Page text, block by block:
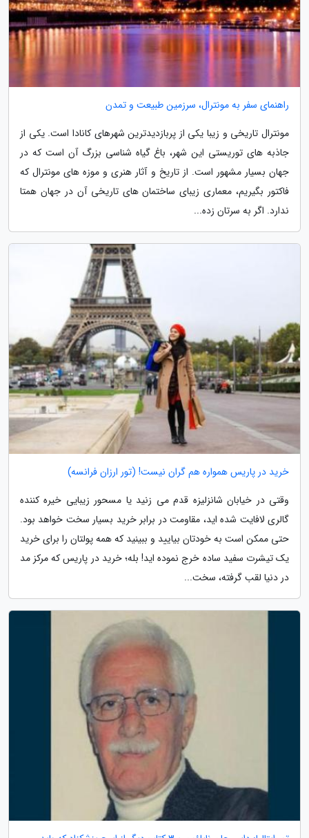
راهنمای سفر به مونترال، سرزمین طبیعت و تمدن
مونترال تاریخی و زیبا یکی از پربازدیدترین شهرهای کانادا است. یکی از
جاذبه های توریستی این شهر، باغ گیاه شناسی بزرگ آن است که در
جهان بسیار مشهور است. از تاریخ و آثار هنری و موزه های مونترال که
فاکتور بگیریم، معماری زیبای ساختمان های تاریخی آن در جهان همتا
ندارد. اگر به سرتان زده...
خرید در پاریس همواره هم گران نیست! (تور ارزان فرانسه)
وقتی در خیابان شانزلیزه قدم می زنید یا مسحور زیبایی خیره کننده
گالری لافایت شده اید، مقاومت در برابر خرید بسیار سخت خواهد بود.
حتی ممکن است به خودتان بیایید و ببینید که همه پولتان را برای خرید
یک تیشرت سفید ساده خرج نموده اید! بله؛ خرید در پاریس که مرکز مد
در دنیا لقب گرفته، سخت...